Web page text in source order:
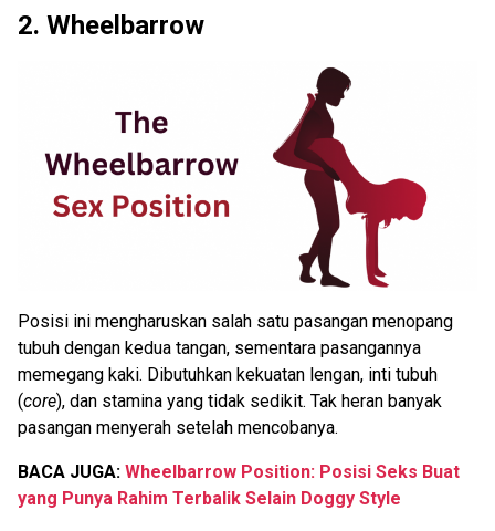
2. Wheelbarrow
Posisi ini mengharuskan salah satu pasangan menopang
tubuh dengan kedua tangan, sementara pasangannya
memegang kaki. Dibutuhkan kekuatan lengan, inti tubuh
(core), dan stamina yang tidak sedikit. Tak heran banyak
pasangan menyerah setelah mencobanya.
BACA JUGA: Wheelbarrow Position: Posisi Seks Buat
yang Punya Rahim Terbalik Selain Doggy Style